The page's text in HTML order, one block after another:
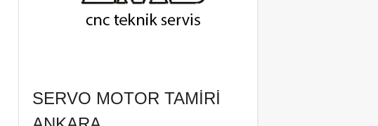
SERVO MOTOR TAMIRI